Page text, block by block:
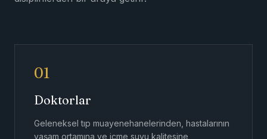
01
Doktorlar
Geleneksel tıp muayenehanelerinden, hastalarının
yaşam ortamına ve içme suyu kalitesine